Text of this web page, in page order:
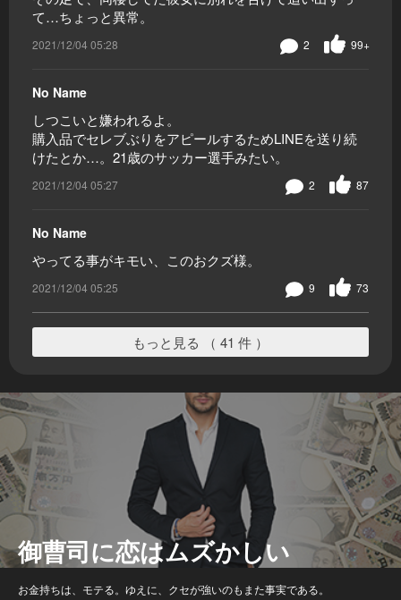
て…ちょっと異常。
2021/12/04 05:28 99+
2
No Name
しつこいと嫌われるよ。
購入品でセレブぶりをアピールするためLINEを送り続
けたとか…。21歳のサッカー選手みたい。
2021/12/04 05:27 87
2
No Name
やってる事がキモい、このおクズ様。
2021/12/04 05:25 73
9
もっと見る （ 41 件 ）
御曹司に恋はムズかしい
お金持ちは、モテる。ゆえに、クセが強いのもまた事実である。